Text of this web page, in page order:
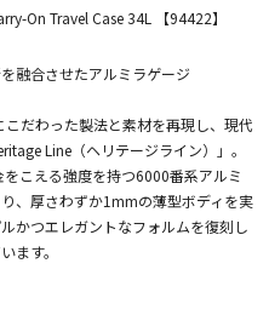
On Travel Case 34L 【94422】
融合させたアルミラゲージ
だわった製法と素材を再現し、現代
Line（ヘリテージライン）」。
こえる強度を持つ6000番系アルミ
、厚さわずか1mmの薄型ボディを実
かつエレガントなフォルムを復刻し
ます。